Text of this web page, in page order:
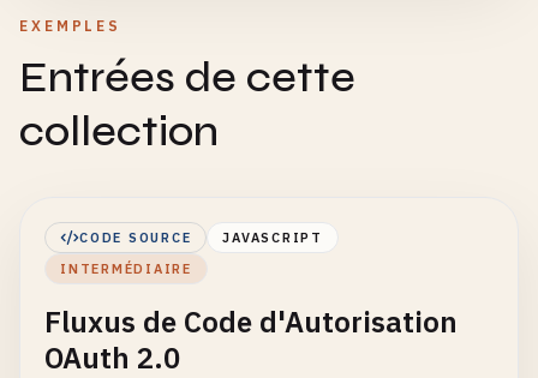
EXEMPLES
Entrées de cette
collection
CODE SOURCE
JAVASCRIPT
INTERMÉDIAIRE
Fluxus de Code d'Autorisation
OAuth 2.0